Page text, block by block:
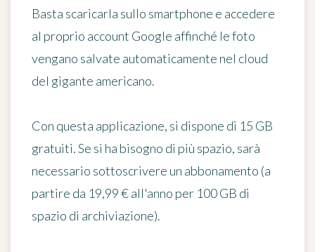
Basta scaricarla sullo smartphone e accedere
al proprio account Google affinché le foto
vengano salvate automaticamente nel cloud
del gigante americano.
Con questa applicazione, si dispone di 15 GB
gratuiti. Se si ha bisogno di più spazio, sarà
necessario sottoscrivere un abbonamento (a
partire da 19,99 € all'anno per 100 GB di
spazio di archiviazione).